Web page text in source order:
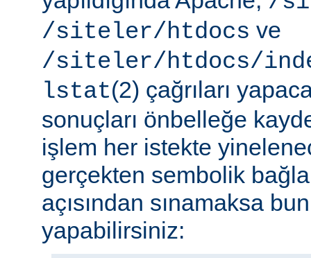
/siteler/htdocs ve
/siteler/htdocs/
lstat(2) çağrıları
sonuçları önbelleğe
işlem her istekte
gerçekten sembolik
açısından sınamaksa
yapabilirsiniz: